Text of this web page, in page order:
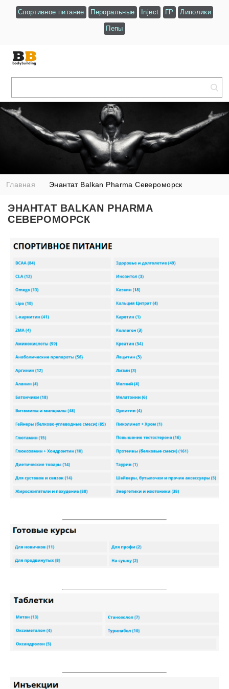
Спортивное питание Пероральные Inject ГР Липолики
Пепы
Главная Энантат Balkan Pharma Североморск
ЭНАНТАТ BALKAN PHARMA
СЕВЕРОМОРСК